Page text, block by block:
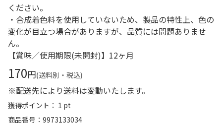
ください。
・合成着色料を使用していないため、製品の特性上、色の
変化が目立つ場合がありますが、品質には問題ありませ
ん。
【賞味／使用期限(未開封)】12ヶ月
170円(送料別・税込)
※配送先により送料は変動いたします。
獲得ポイント： 1 pt
商品番号
9973133034